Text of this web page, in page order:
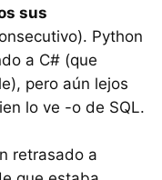
sus
Python
a C# (que
pero aún lejos
lo ve -o de SQL.
retrasado a